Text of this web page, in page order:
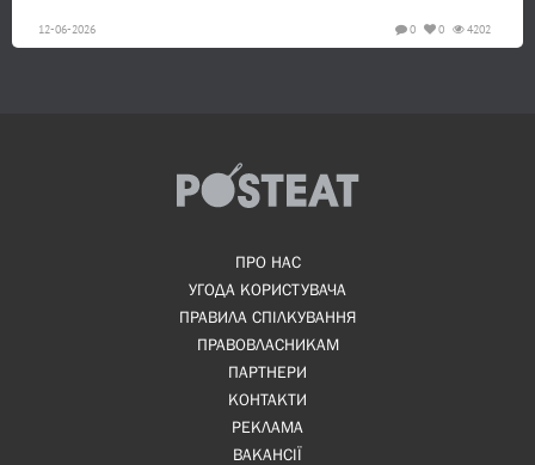
12-06-2026 4202
0
0
ПРО НАС
УГОДА КОРИСТУВАЧА
ПРАВИЛА СПІЛКУВАННЯ
ПРАВОВЛАСНИКАМ
ПАРТНЕРИ
КОНТАКТИ
РЕКЛАМА
ВАКАНСІЇ